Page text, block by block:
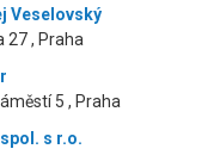
Veselovský
27 , Praha
5 , Praha
s r.o.